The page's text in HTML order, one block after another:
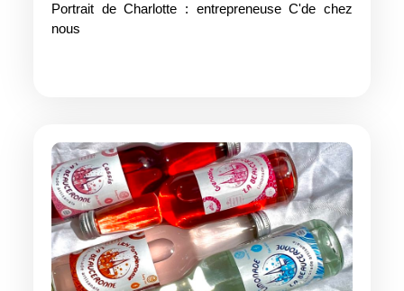
Portrait de Charlotte : entrepreneuse C'de chez
nous